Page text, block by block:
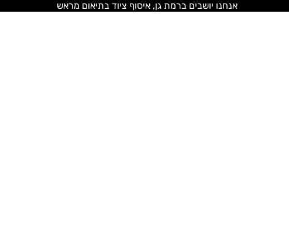
אנחנו יושבים ברמת גן, איסוף ציוד בתיאום מראש